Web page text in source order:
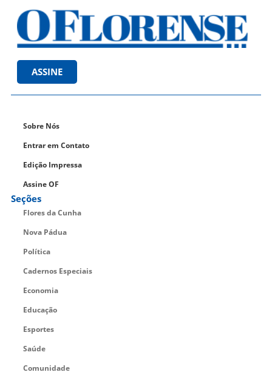
ASSINE
Sobre Nós
Entrar em Contato
Edição Impressa
Assine OF
Seções
Flores da Cunha
Nova Pádua
Política
Cadernos Especiais
Economia
Educação
Esportes
Saúde
Comunidade